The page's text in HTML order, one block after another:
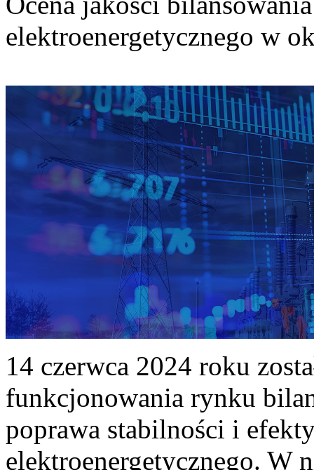
elektroenergetycznego w
14 czerwca 2024 roku
funkcjonowania rynku
poprawa stabilności i
elektroenergetycznego. W